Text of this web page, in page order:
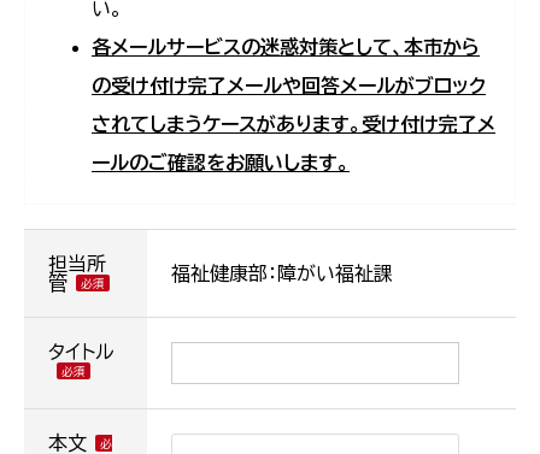
い。
各メールサービスの迷惑対策として、本市から
の受け付け完了メールや回答メールがブロック
されてしまうケースがあります。受け付け完了メ
ールのご確認をお願いします。
担当所
管
福祉健康部：障がい福祉課
タイトル
本文